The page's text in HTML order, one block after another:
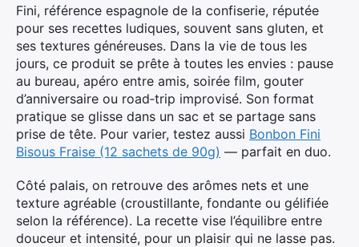
Fini, référence espagnole de la confiserie, réputée
pour ses recettes ludiques, souvent sans gluten, et
ses textures généreuses. Dans la vie de tous les
jours, ce produit se prête à toutes les envies : pause
au bureau, apéro entre amis, soirée film, gouter
d’anniversaire ou road‑trip improvisé. Son format
pratique se glisse dans un sac et se partage sans
prise de tête. Pour varier, testez aussi Bonbon Fini
Bisous Fraise (12 sachets de 90g) — parfait en duo.
Côté palais, on retrouve des arômes nets et une
texture agréable (croustillante, fondante ou gélifiée
selon la référence). La recette vise l’équilibre entre
douceur et intensité, pour un plaisir qui ne lasse pas.